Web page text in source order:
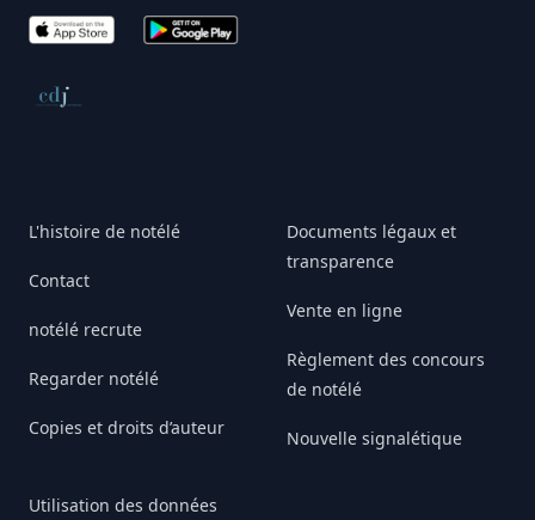
App Store Google Play
Conseil de déontologie journalistique
L'histoire de notélé
Contact
notélé recrute
Regarder notélé
Copies et droits d’auteur
Utilisation des données
Documents légaux et
transparence
Vente en ligne
Règlement des concours
de notélé
Nouvelle signalétique